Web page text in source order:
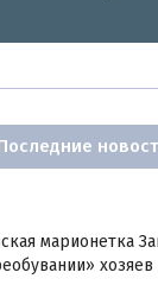
марионетка
хозяев